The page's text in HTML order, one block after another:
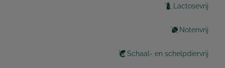
Lactosevrij
Notenvrij
Schaal- en schelpdiervrij